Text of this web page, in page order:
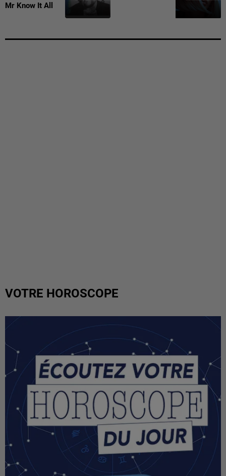
Mr Know It All
VOTRE HOROSCOPE